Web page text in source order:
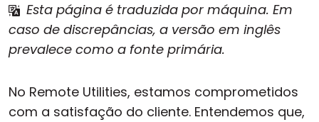
Esta página é traduzida por máquina. Em
caso de discrepâncias, a versão em inglês
prevalece como a fonte primária.
No Remote Utilities, estamos comprometidos
com a satisfação do cliente. Entendemos que,
Notas de Lançamento
Acesso Não Supervisonado
Educação e Governo
Tecnologia da Informação
iOS/Android